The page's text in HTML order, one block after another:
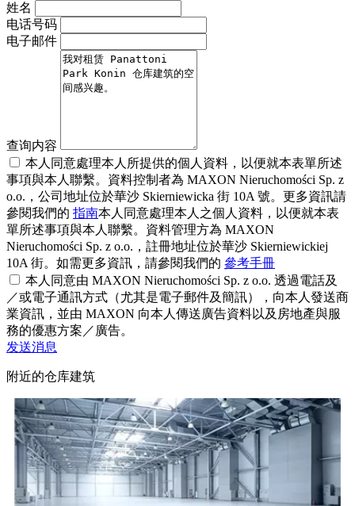
姓名
电话号码
电子邮件
查询内容
本人同意處理本人所提供的個人資料，以便就本表單所述
事項與本人聯繫。資料控制者為 MAXON Nieruchomości Sp. z
o.o.，公司地址位於華沙 Skierniewicka 街 10A 號。更多資訊請
參閱我們的 指南本人同意處理本人之個人資料，以便就本表
單所述事項與本人聯繫。資料管理方為 MAXON
Nieruchomości Sp. z o.o.，註冊地址位於華沙 Skierniewickiej
10A 街。如需更多資訊，請參閱我們的 參考手冊
本人同意由 MAXON Nieruchomości Sp. z o.o. 透過電話及
／或電子通訊方式（尤其是電子郵件及簡訊），向本人發送商
業資訊，並由 MAXON 向本人傳送廣告資料以及房地產與服
務的優惠方案／廣告。
发送消息
附近的仓库建筑